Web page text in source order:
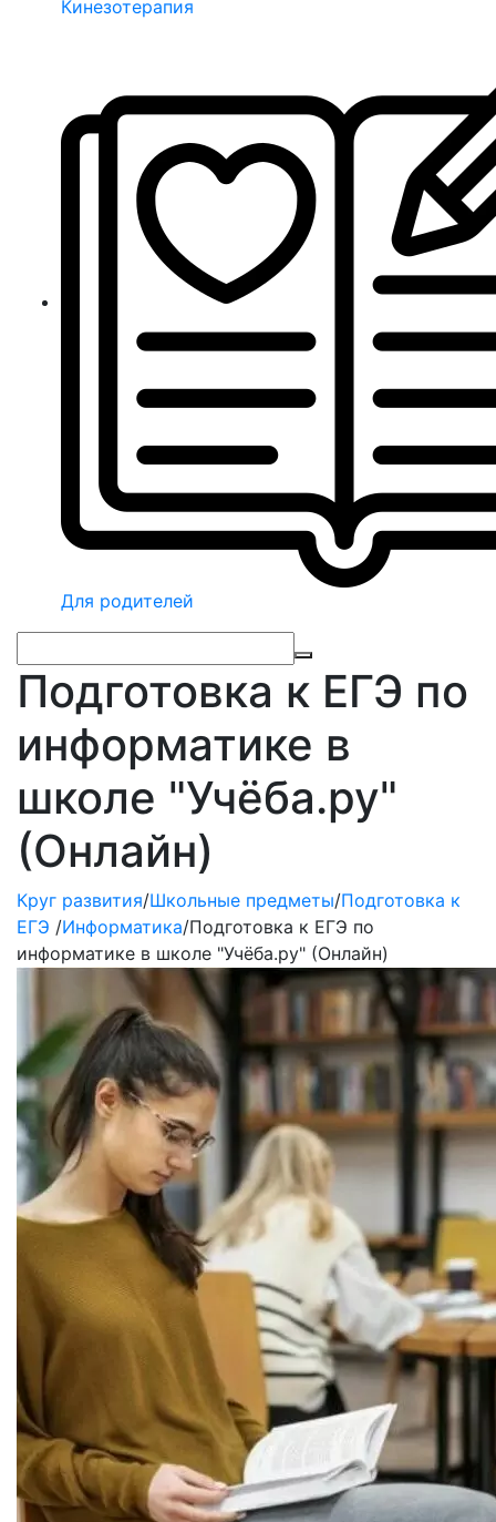
Кинезотерапия
Для родителей
Подготовка к ЕГЭ по
информатике в
школе "Учёба.ру"
(Онлайн)
Круг развития/Школьные предметы/Подготовка к
ЕГЭ /Информатика/Подготовка к ЕГЭ по
информатике в школе "Учёба.ру" (Онлайн)